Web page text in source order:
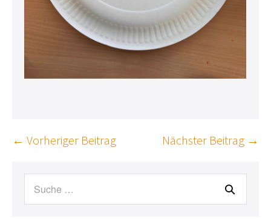
Beitragsnavigation
← Vorheriger Beitrag Nächster Beitrag →
Suche
nach: